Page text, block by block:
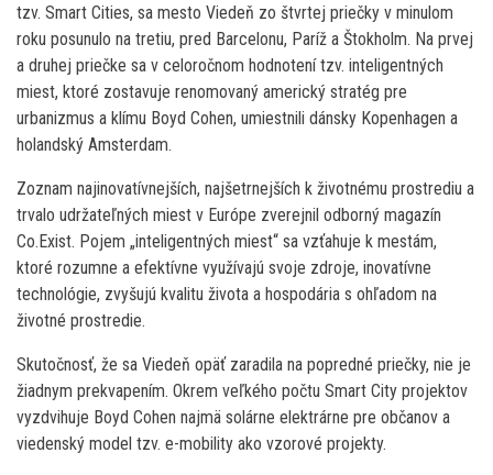
tzv. Smart Cities, sa mesto Viedeň zo štvrtej priečky v minulom
roku posunulo na tretiu, pred Barcelonu, Paríž a Štokholm. Na prvej
a druhej priečke sa v celoročnom hodnotení tzv. inteligentných
miest, ktoré zostavuje renomovaný americký stratég pre
urbanizmus a klímu Boyd Cohen, umiestnili dánsky Kopenhagen a
holandský Amsterdam.
Zoznam najinovatívnejších, najšetrnejších k životnému prostrediu a
trvalo udržateľných miest v Európe zverejnil odborný magazín
Co.Exist. Pojem „inteligentných miest“ sa vzťahuje k mestám,
ktoré rozumne a efektívne využívajú svoje zdroje, inovatívne
technológie, zvyšujú kvalitu života a hospodária s ohľadom na
životné prostredie.
Skutočnosť, že sa Viedeň opäť zaradila na popredné priečky, nie je
žiadnym prekvapením. Okrem veľkého počtu Smart City projektov
vyzdvihuje Boyd Cohen najmä solárne elektrárne pre občanov a
viedenský model tzv. e-mobility ako vzorové projekty.